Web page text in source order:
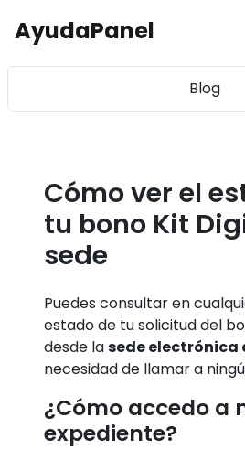
AyudaPanel
Blog
Cómo ver el
tu bono Kit
sede
Puedes consultar en
estado de tu solicitud del
desde lasede electrónica
necesidad de llamar a
¿Cómo accedo a
expediente?